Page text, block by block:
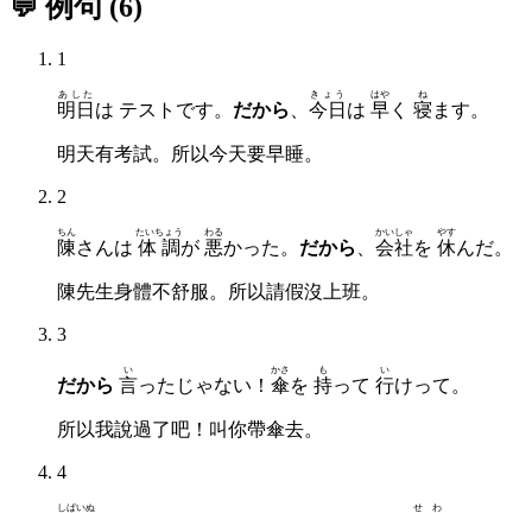
💬 例句 (6)
1
明日
あした
は テストです。 だから 、 今日
きょう
は 早
はや
く 寝
ね
ます。
明天有考試。所以今天要早睡。
2
陳
ちん
さんは 体調
たいちょう
が 悪
わる
かった。 だから 、 会社
かいしゃ
を 休
やす
んだ。
陳先生身體不舒服。所以請假沒上班。
3
だから 言
い
ったじゃない！ 傘
かさ
を 持
も
って 行
い
けって。
所以我說過了吧！叫你帶傘去。
4
しばいぬ せわ